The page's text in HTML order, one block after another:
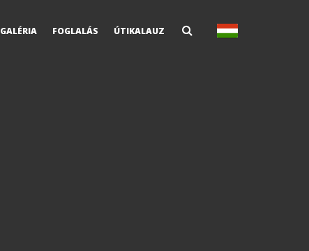
GALÉRIA FOGLALÁS ÚTIKALAUZ